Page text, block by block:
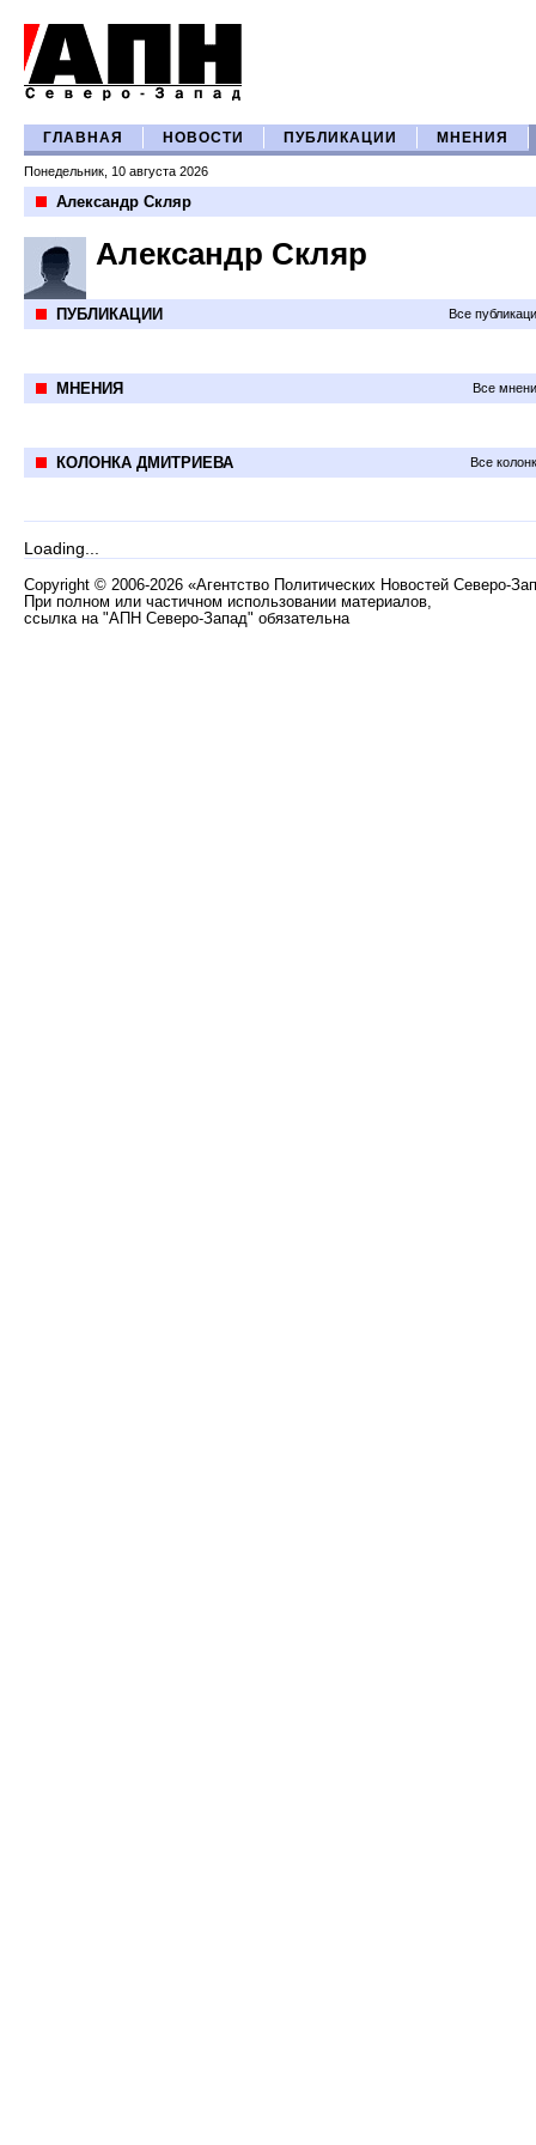
ГЛАВНАЯ НОВОСТИ ПУБЛИКАЦИИ МНЕНИЯ
Понедельник, 10 августа 2026
Александр Скляр
Александр Скляр
ПУБЛИКАЦИИ Все
МНЕНИЯ Все
КОЛОНКА ДМИТРИЕВА Все
Loading...
Copyright © 2006-2026 «Агентство Политических Новостей Северо-
При полном или частичном использовании материалов,
ссылка на "АПН Северо-Запад" обязательна